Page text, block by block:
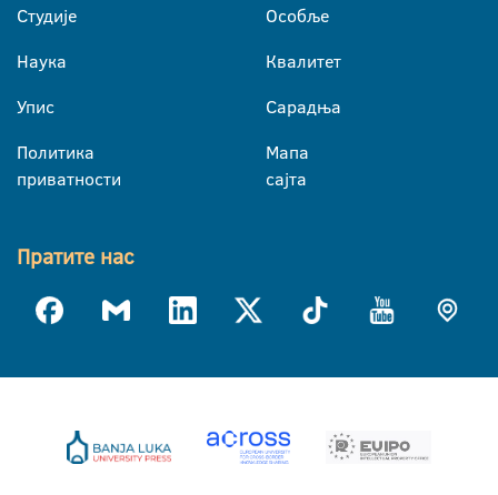
Студије
Наука
Упис
Политика
приватности
Особље
Квалитет
Сарадња
Мапа
сајта
Пратите нас